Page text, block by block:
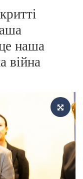
наша
війна